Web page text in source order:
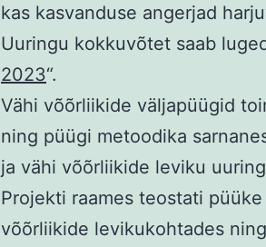
kas kasvanduse angerjad
Uuringu kokkuvõtet saab
2023“.
Vähi võõrliikide väljapüügid
ning püügi metoodika
ja vähi võõrliikide leviku
Projekti raames teostati
võõrliikide levikukohtades